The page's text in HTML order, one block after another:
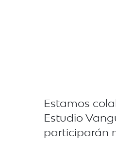
Estamos
Estudio
participarán